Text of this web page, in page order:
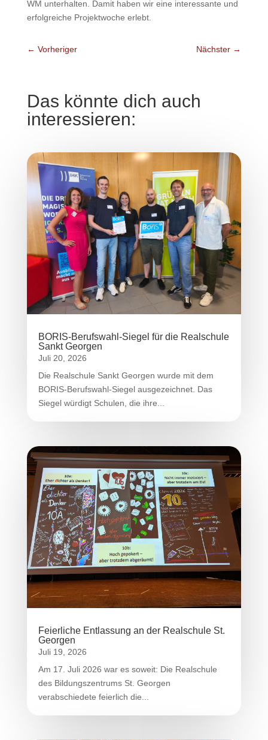
WM unterhalten. Damit haben wir eine interessante und
erfolgreiche Projektwoche erlebt.
← Vorheriger Nächster →
Das könnte dich auch
interessieren:
BORIS-Berufswahl-Siegel für die Realschule
Sankt Georgen
Juli 20, 2026
Die Realschule Sankt Georgen wurde mit dem
BORIS-Berufswahl-Siegel ausgezeichnet. Das
Siegel würdigt Schulen, die ihre...
Feierliche Entlassung an der Realschule St.
Georgen
Juli 19, 2026
Am 17. Juli 2026 war es soweit: Die Realschule
des Bildungszentrums St. Georgen
verabschiedete feierlich die...